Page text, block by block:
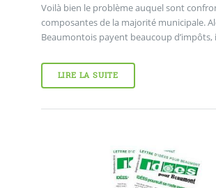
Voilà bien le problème auquel sont
composantes de la majorité municipale.
Beaumontois payent beaucoup d’impôts,
LIRE LA SUITE